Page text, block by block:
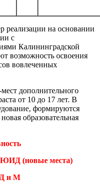
реализации на основании
с
Калининградской
возможность освоения
вовлеченных
дополнительного
от 10 до 17 лет. В
формируются
образовательная
ЮИД (новые места)
и М